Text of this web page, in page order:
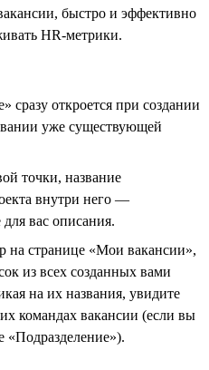
быстро и эффективно
HR-метрики.
сразу откроется при создании
уже существующей
точки, название
внутри него —
вас описания.
на странице «Мои вакансии»,
из всех созданных вами
на их названия, увидите
командах вакансии (если вы
«Подразделение»).